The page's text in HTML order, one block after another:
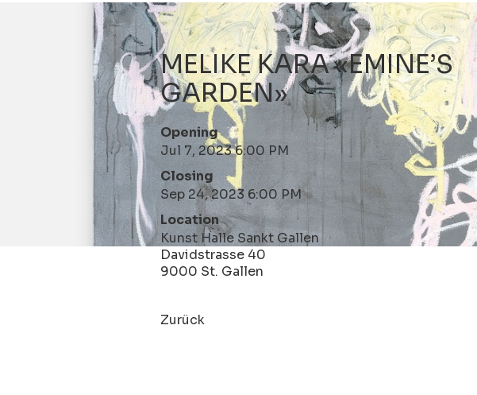
MELIKE KARA «EMINE’S
GARDEN»
Opening
Jul 7, 2023 6:00 PM
Closing
Sep 24, 2023 6:00 PM
Location
Kunst Halle Sankt Gallen
Davidstrasse 40
9000 St. Gallen
Zurück